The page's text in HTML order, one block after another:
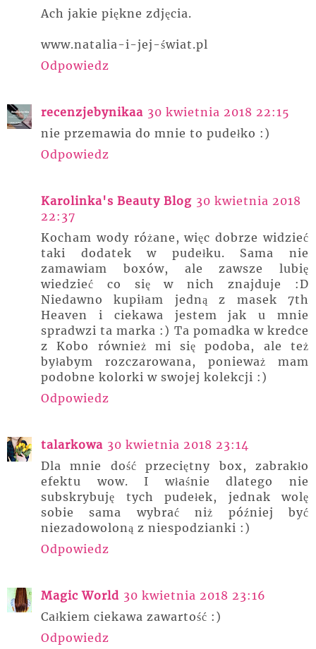
Ach jakie piękne zdjęcia.
www.natalia-i-jej-świat.pl
Odpowiedz
recenzjebynikaa 30 kwietnia 2018 22:15
nie przemawia do mnie to pudełko :)
Odpowiedz
Karolinka's Beauty Blog 30 kwietnia 2018
22:37
Kocham wody różane, więc dobrze widzieć
taki dodatek w pudełku. Sama nie
zamawiam boxów, ale zawsze lubię
wiedzieć co się w nich znajduje :D
Niedawno kupiłam jedną z masek 7th
Heaven i ciekawa jestem jak u mnie
spradwzi ta marka :) Ta pomadka w kredce
z Kobo również mi się podoba, ale też
byłabym rozczarowana, ponieważ mam
podobne kolorki w swojej kolekcji :)
Odpowiedz
talarkowa 30 kwietnia 2018 23:14
Dla mnie dość przeciętny box, zabrakło
efektu wow. I właśnie dlatego nie
subskrybuję tych pudełek, jednak wolę
sobie sama wybrać niż później być
niezadowoloną z niespodzianki :)
Odpowiedz
Magic World 30 kwietnia 2018 23:16
Całkiem ciekawa zawartość :)
Odpowiedz